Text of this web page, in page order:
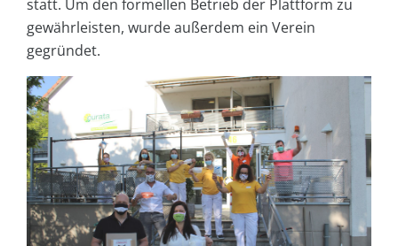
statt. Um den formellen Betrieb der Plattform zu
gewährleisten, wurde außerdem ein Verein
gegründet.